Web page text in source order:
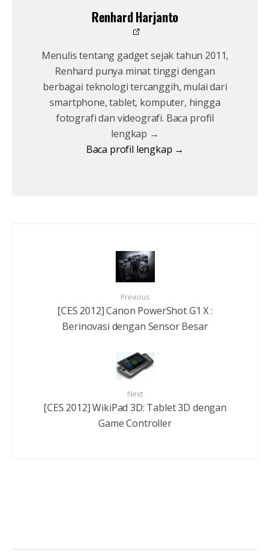
Renhard Harjanto
Menulis tentang gadget sejak tahun 2011,
Renhard punya minat tinggi dengan
berbagai teknologi tercanggih, mulai dari
smartphone, tablet, komputer, hingga
fotografi dan videografi. Baca profil
lengkap →
Baca profil lengkap →
Previous
[CES 2012] Canon PowerShot G1 X :
Berinovasi dengan Sensor Besar
Next
[CES 2012] WikiPad 3D: Tablet 3D dengan
Game Controller